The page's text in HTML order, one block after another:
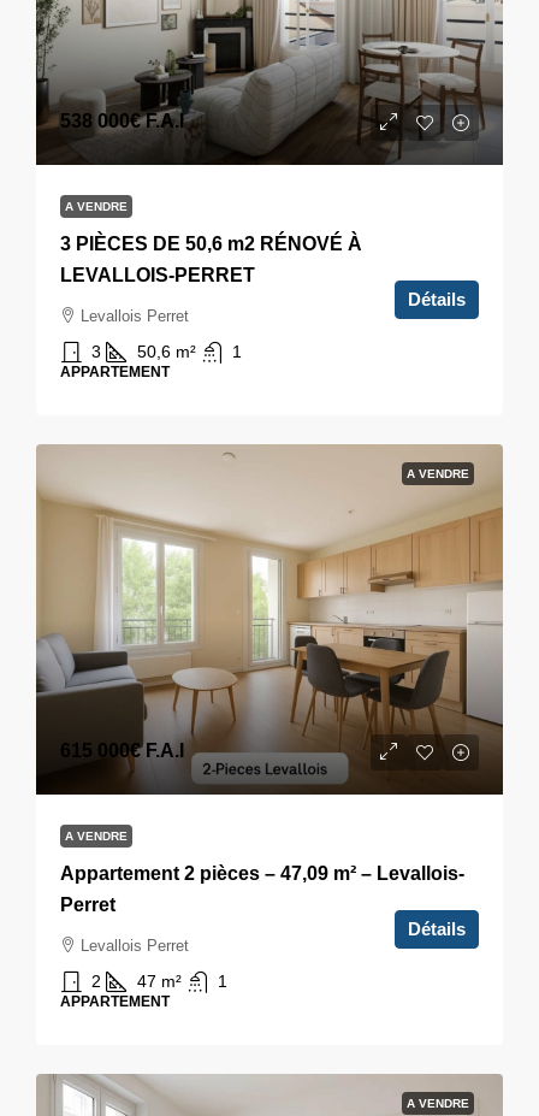
538 000€F.A.I
A VENDRE
3 PIÈCES DE 50,6 m2 RÉNOVÉ À
LEVALLOIS-PERRET
Levallois Perret
3 50,6 m² 1
APPARTEMENT
Détails
A VENDRE
615 000€F.A.I
A VENDRE
Appartement 2 pièces – 47,09 m² – Levallois-
Perret
Levallois Perret
2 47 m² 1
APPARTEMENT
Détails
A VENDRE